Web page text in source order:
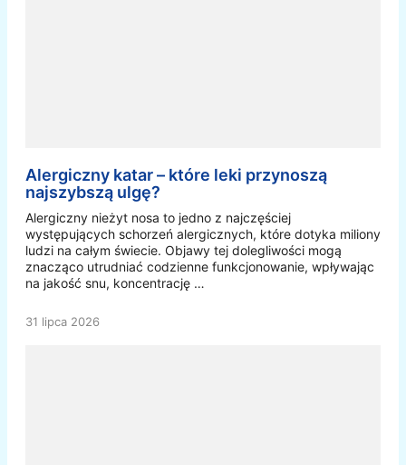
Alergiczny katar – które leki przynoszą
najszybszą ulgę?
Alergiczny nieżyt nosa to jedno z najczęściej
występujących schorzeń alergicznych, które dotyka miliony
ludzi na całym świecie. Objawy tej dolegliwości mogą
znacząco utrudniać codzienne funkcjonowanie, wpływając
na jakość snu, koncentrację …
31 lipca 2026